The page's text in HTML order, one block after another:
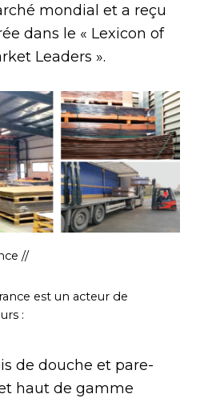
mondial et a reçu
dans le « Lexicon of
Leaders ».
//
est un acteur de
:
de douche et pare-
haut de gamme